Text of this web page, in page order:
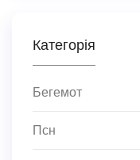
Категорія
Бегемот
Псн